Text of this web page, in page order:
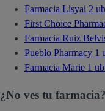
Farmacia Lisyai 2
First Choice
Farmacia Ruiz
Pueblo Pharmacy 1
Farmacia Marie 1
¿No ves tu farmacia?